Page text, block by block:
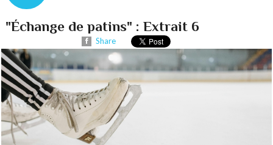
"Échange de patins" : Extrait 6
Share